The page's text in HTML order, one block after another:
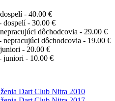
- 40.00 €
dospelí - 30.00 €
dôchodcovia - 29.00 €
nepracujúci dôchodcovia - 19.00 €
- 20.00 €
- juniori - 10.00 €
Dart Club Nitra 2010